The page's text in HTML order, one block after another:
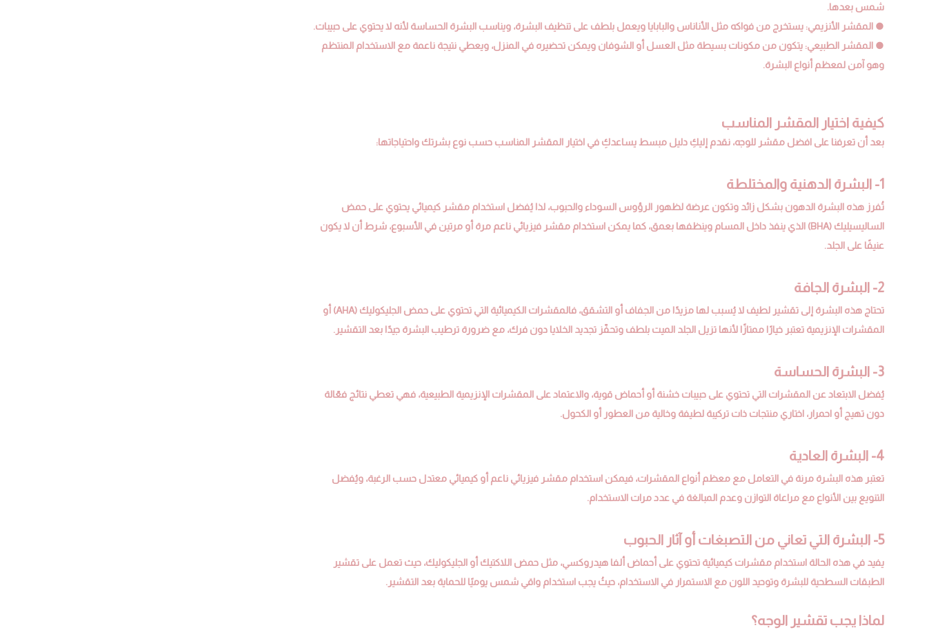
شمس بعدها.
● المقشر الأنزيمي: يستخرج من فواكه مثل الأناناس والبابايا ويعمل بلطف على تنظيف البشرة، ويناسب البشرة الحساسة لأنه لا يحتوي على حبيبات.
● المقشر الطبيعي: يتكون من مكونات بسيطة مثل العسل أو الشوفان ويمكن تحضيره في المنزل، ويعطي نتيجة ناعمة مع الاستخدام المنتظم
وهو آمن لمعظم أنواع البشرة.
كيفية اختيار المقشر المناسب
بعد أن تعرفنا على افضل مقشر للوجه، نقدم إليكِ دليل مبسط يساعدكِ في اختيار المقشر المناسب حسب نوع بشرتك واحتياجاتها:
1- البشرة الدهنية والمختلطة
تُفرز هذه البشرة الدهون بشكل زائد وتكون عرضة لظهور الرؤوس السوداء والحبوب، لذا يُفضل استخدام مقشر كيميائي يحتوي على حمض
الساليسيليك (BHA) الذي ينفذ داخل المسام وينظفها بعمق، كما يمكن استخدام مقشر فيزيائي ناعم مرة أو مرتين في الأسبوع، شرط أن لا يكون
عنيفًا على الجلد.
2- البشرة الجافة
تحتاج هذه البشرة إلى تقشير لطيف لا يُسبب لها مزيدًا من الجفاف أو التشقق، فالمقشرات الكيميائية التي تحتوي على حمض الجليكوليك (AHA) أو
المقشرات الإنزيمية تعتبر خيارًا ممتازًا لأنها تزيل الجلد الميت بلطف وتحفّز تجديد الخلايا دون فرك، مع ضرورة ترطيب البشرة جيدًا بعد التقشير.
3- البشرة الحساسة
يُفضل الابتعاد عن المقشرات التي تحتوي على حبيبات خشنة أو أحماض قوية، والاعتماد على المقشرات الإنزيمية الطبيعية، فهي تعطي نتائج فعّالة
دون تهيج أو احمرار، اختاري منتجات ذات تركيبة لطيفة وخالية من العطور أو الكحول.
4- البشرة العادية
تعتبر هذه البشرة مرنة في التعامل مع معظم أنواع المقشرات، فيمكن استخدام مقشر فيزيائي ناعم أو كيميائي معتدل حسب الرغبة، ويُفضل
التنويع بين الأنواع مع مراعاة التوازن وعدم المبالغة في عدد مرات الاستخدام.
5- البشرة التي تعاني من التصبغات أو آثار الحبوب
يفيد في هذه الحالة استخدام مقشرات كيميائية تحتوي على أحماض ألفا هيدروكسي، مثل حمض اللاكتيك أو الجليكوليك، حيث تعمل على تقشير
الطبقات السطحية للبشرة وتوحيد اللون مع الاستمرار في الاستخدام، حيثُ يجب استخدام واقي شمس يوميًا للحماية بعد التقشير.
لماذا يجب تقشير الوجه؟